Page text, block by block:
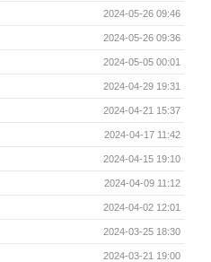
2024-05-26 09:46
2024-05-26 09:36
2024-05-05 00:01
2024-04-29 19:31
2024-04-21 15:37
2024-04-17 11:42
2024-04-15 19:10
2024-04-09 11:12
2024-04-02 12:01
2024-03-25 18:30
2024-03-21 19:00